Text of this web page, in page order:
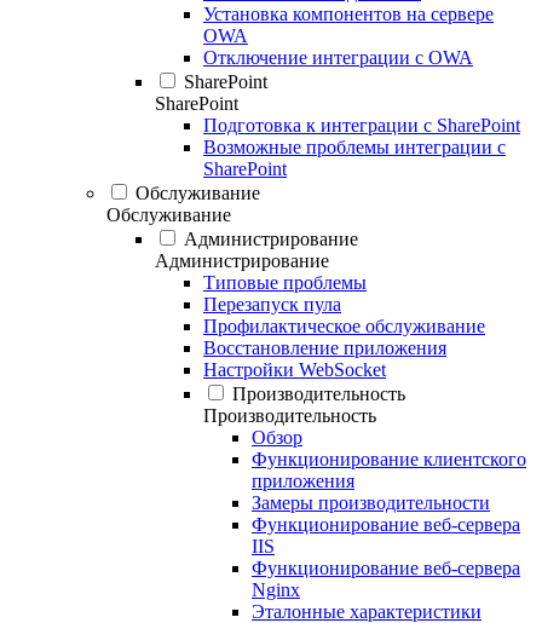
Установка компонентов на сервере
OWA
Отключение интеграции с OWA
SharePoint
SharePoint
Подготовка к интеграции с SharePoint
Возможные проблемы интеграции с
SharePoint
Обслуживание
Обслуживание
Администрирование
Администрирование
Типовые проблемы
Перезапуск пула
Профилактическое обслуживание
Восстановление приложения
Настройки WebSocket
Производительность
Производительность
Обзор
Функционирование клиентского
приложения
Замеры производительности
Функционирование веб-сервера
IIS
Функционирование веб-сервера
Nginx
Эталонные характеристики